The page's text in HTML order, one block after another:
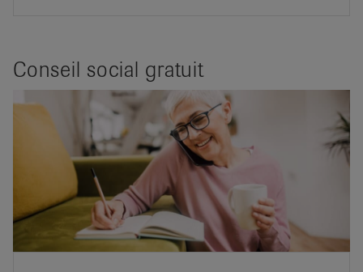
Conseil social gratuit